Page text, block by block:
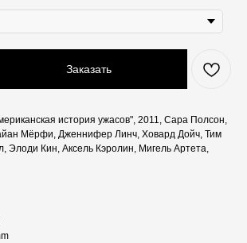
Заказать
история ужасов", 2011, Сара Полсон,
Мёрфи, Дженнифер Линч, Ховард Дойч, Тим
Элоди Кин, Аксель Кэролин, Мигель Артета,